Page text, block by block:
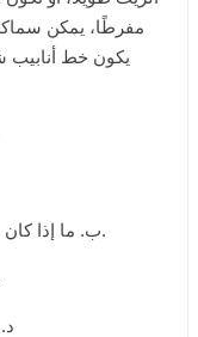
مفرطًا، يمكن
يكون خط أنابيب
ب. ما إذا كان دوران عمود القيادة موحدًا وثابتًا في الوزن.